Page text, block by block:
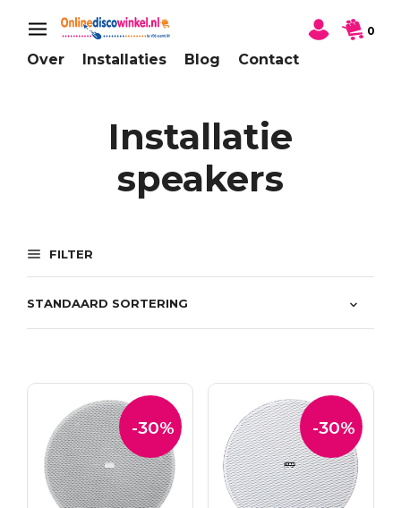
Over Installaties Blog Contact
0
Installatie
speakers
FILTER
-30% -30%